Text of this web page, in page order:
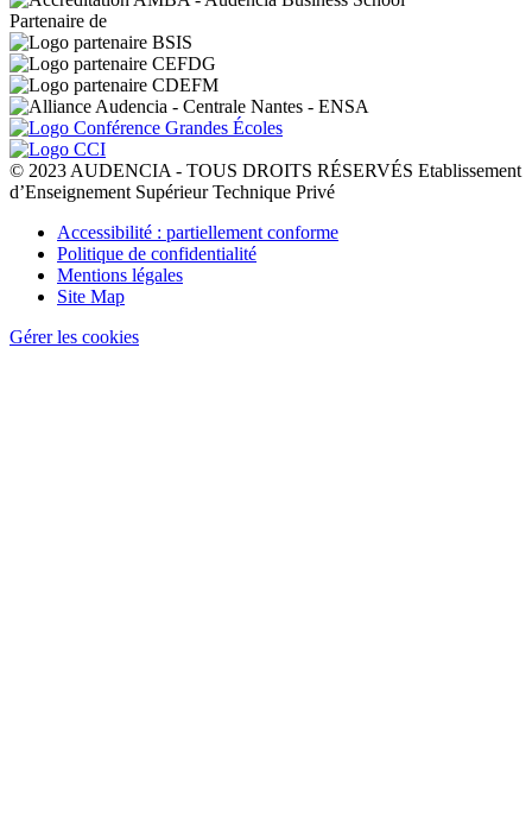
Partenaire de
© 2023 AUDENCIA - TOUS DROITS RÉSERVÉS Etablissement
d’Enseignement Supérieur Technique Privé
Pied
page
Accessibilité : partiellement conforme
Politique de confidentialité
Mentions légales
Site Map
Gérer les cookies